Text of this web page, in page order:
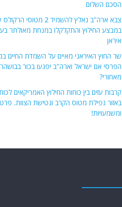
הסכם השלום
צבא ארה"ב נאלץ להשמיד 2
במבצע החילוץ והתקלקלו במנחת מאולתר
איראן
שר החוץ האיראני מאיים על השמדת החיים
הפרסי אם ישראל וארה"ב יפגעו בכור
מאחורי?
קרבות עזים בין כוחות החילוץ האמריקאים
באזור נפילת מטוס הקרב ונטישת הצוות.
ומשמעויות!